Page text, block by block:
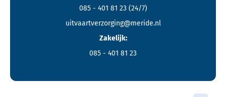
085 - 401 81 23 (24/7)
uitvaartverzorging@meride.nl
Zakelijk:
085 - 401 81 23